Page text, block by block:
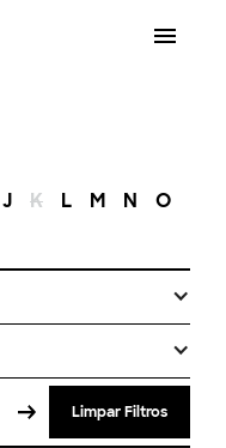
J K L M N O
Limpar Filtros